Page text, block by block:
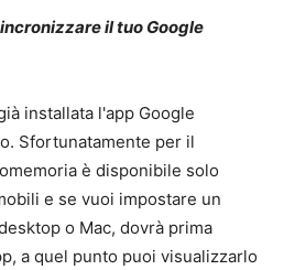
il tuo Google
installata l'app Google
Sfortunatamente per il
è disponibile solo
e se vuoi impostare un
o Mac, dovrà prima
a quel punto puoi visualizzarlo